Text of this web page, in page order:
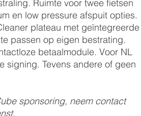
Ruimte voor twee fietsen
en low pressure afspuit opties.
plateau met geïntegreerde
passen op eigen bestrating.
betaalmodule. Voor NL
signing. Tevens andere of geen
sponsoring, neem contact